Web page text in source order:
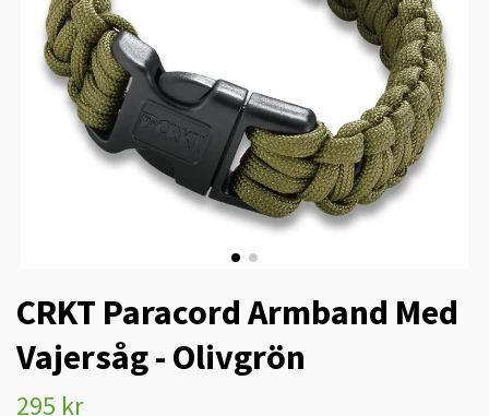
CRKT Paracord Armband Med
Vajersåg - Olivgrön
295 kr